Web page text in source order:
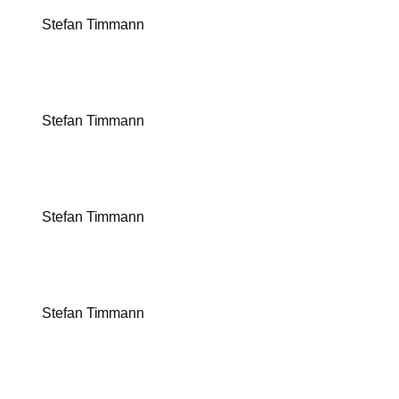
Stefan Timmann
Stefan Timmann
Stefan Timmann
Stefan Timmann